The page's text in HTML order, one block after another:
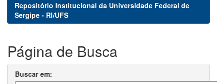
Repositório Institucional da Universidade Federal de
Sergipe - RI/UFS
Página de Busca
Buscar em: